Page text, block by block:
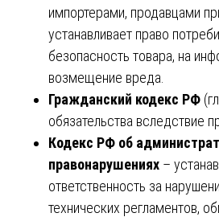
импортерами, продавцами
устанавливает право
безопасность товара, на
возмещение вреда.
Гражданский кодекс РФ
обязательства вследствие
Кодекс РФ об
правонарушениях –
ответственность за
технических регламентов,